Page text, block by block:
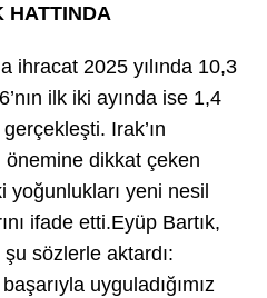
HATTINDA
ihracat 2025 yılında 10,3
ilk iki ayında ise 1,4
Irak’ın
önemine dikkat çeken
yoğunlukları yeni nesil
ifade etti.Eyüp Bartık,
sözlerle aktardı:
uyguladığımız